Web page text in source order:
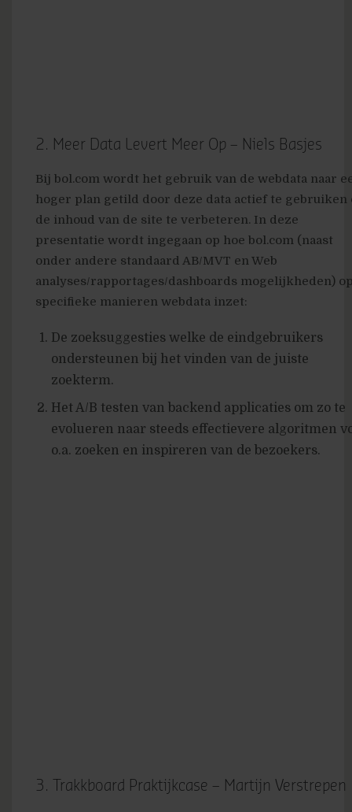
2. Meer Data Levert Meer Op – Niels Basjes
Bij bol.com wordt het gebruik van de webdata naar
hoger plan getild door deze data actief te gebruiken
de inhoud van de site te verbeteren. In deze
presentatie wordt ingegaan op hoe bol.com (naast
onder andere standaard AB/MVT en Web
analyses/rapportages/dashboards mogelijkheden)
specifieke manieren webdata inzet:
De zoeksuggesties welke de eindgebruikers
ondersteunen bij het vinden van de juiste
zoekterm.
Het A/B testen van backend applicaties om zo te
evolueren naar steeds effectievere algoritmen
o.a. zoeken en inspireren van de bezoekers.
3. Trakkboard Praktijkcase – Martijn Verstrepen